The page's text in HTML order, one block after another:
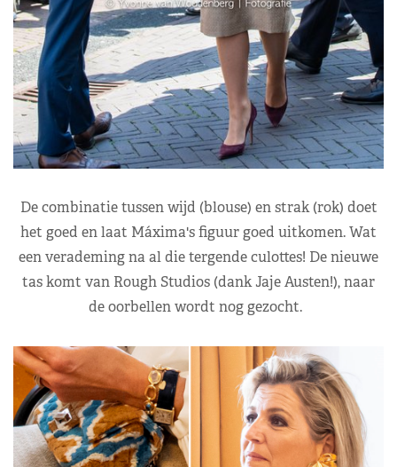
De combinatie tussen wijd (blouse) en strak (rok) doet
het goed en laat Máxima's figuur goed uitkomen. Wat
een verademing na al die tergende culottes! De nieuwe
tas komt van Rough Studios (dank Jaje Austen!), naar
de oorbellen wordt nog gezocht.